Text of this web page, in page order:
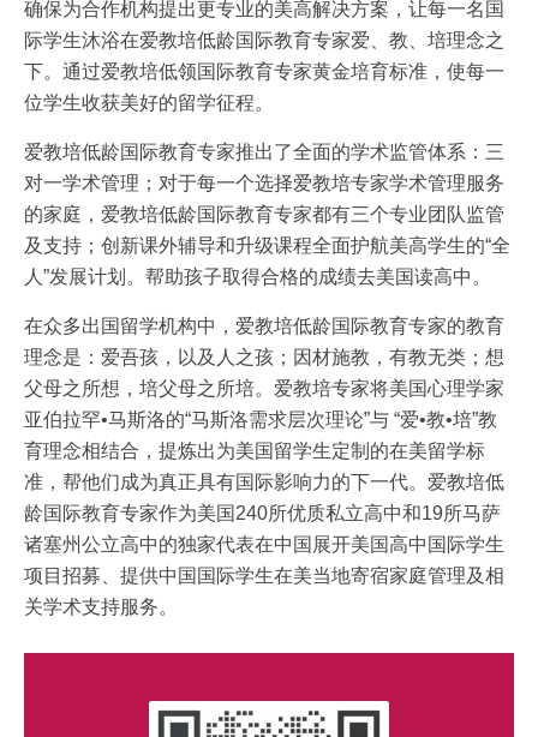
确保为合作机构提出更专业的美高解决方案，让每一名国
际学生沐浴在爱教培低龄国际教育专家爱、教、培理念之
下。通过爱教培低领国际教育专家黄金培育标准，使每一
位学生收获美好的留学征程。
爱教培低龄国际教育专家推出了全面的学术监管体系：三
对一学术管理；对于每一个选择爱教培专家学术管理服务
的家庭，爱教培低龄国际教育专家都有三个专业团队监管
及支持；创新课外辅导和升级课程全面护航美高学生的“全
人”发展计划。帮助孩子取得合格的成绩去美国读高中。
在众多出国留学机构中，爱教培低龄国际教育专家的教育
理念是：爱吾孩，以及人之孩；因材施教，有教无类；想
父母之所想，培父母之所培。爱教培专家将美国心理学家
亚伯拉罕•马斯洛的“马斯洛需求层次理论”与 “爱•教•培”教
育理念相结合，提炼出为美国留学生定制的在美留学标
准，帮他们成为真正具有国际影响力的下一代。爱教培低
龄国际教育专家作为美国240所优质私立高中和19所马萨
诸塞州公立高中的独家代表在中国展开美国高中国际学生
项目招募、提供中国国际学生在美当地寄宿家庭管理及相
关学术支持服务。